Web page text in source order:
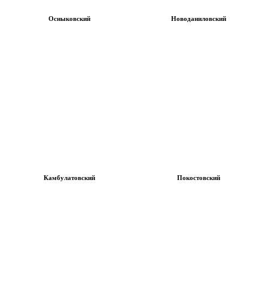
Осныковский Новоданиловский
Камбулатовский Покостовский